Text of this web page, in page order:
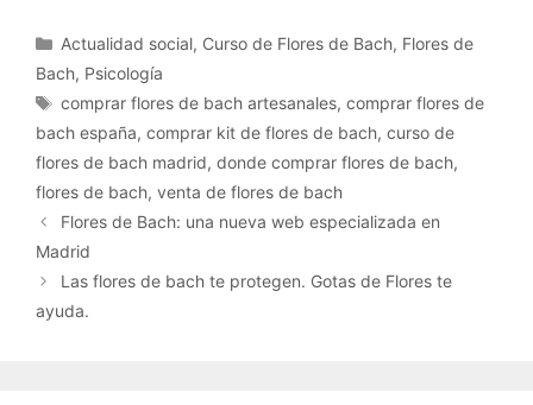
Categorías
Actualidad social, Curso de Flores de Bach, Flores de
Bach, Psicología
Etiquetas
comprar flores de bach artesanales,comprar flores de
bach españa, comprar kit de flores de bach, curso de
flores de bach madrid, donde comprar flores de bach,
flores de bach, venta de flores de bach
Flores de Bach: una nueva web especializada en
Madrid
Las flores de bach te protegen. Gotas de Flores te
ayuda.